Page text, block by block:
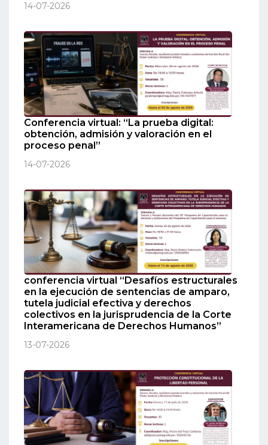
14-07-2026
Conferencia virtual: “La prueba digital:
obtención, admisión y valoración en el
proceso penal”
14-07-2026
conferencia virtual “Desafíos estructurales
en la ejecución de sentencias de amparo,
tutela judicial efectiva y derechos
colectivos en la jurisprudencia de la Corte
Interamericana de Derechos Humanos”
13-07-2026